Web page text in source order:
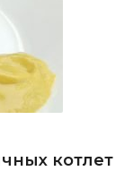
котлет